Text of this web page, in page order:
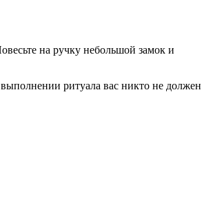
на ручку небольшой замок и
ритуала вас никто не должен